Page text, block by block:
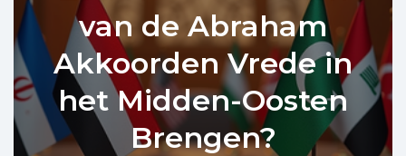
van de Abraham
Akkoorden Vrede in
het Midden-Oosten
Brengen?